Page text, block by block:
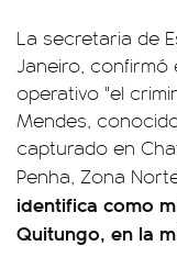
La secretaria de
Janeiro, confirmó
operativo "el
Mendes,
capturado en
Penha, Zona
identifica como
Quitungo, en la